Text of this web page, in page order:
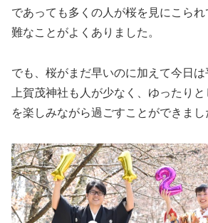
であっても多くの人が桜を見にこら
難なことがよくありました。
でも、桜がまだ早いのに加えて今日
上賀茂神社も人が少なく、ゆったり
を楽しみながら過ごすことができまし